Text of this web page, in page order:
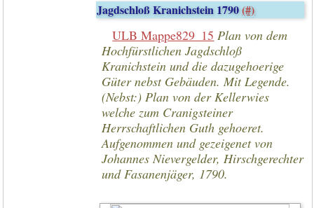
Jagdschloß Kranichstein 1790(#)
ULB Mappe829_15 Plan von dem
Hochfürstlichen Jagdschloß
Kranichstein und die dazugehoerige
Güter nebst Gebäuden. Mit Legende.
(Nebst:) Plan von der Kellerwies
welche zum Cranigsteiner
Herrschaftlichen Guth gehoeret.
Aufgenommen und gezeigenet von
Johannes Nievergelder, Hirschgerechter
und Fasanenjäger, 1790.